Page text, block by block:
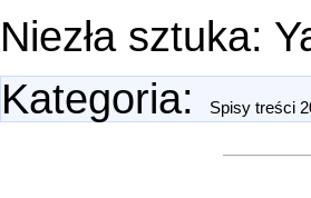
Niezła sztuka:
Kategoria: Spisy treści